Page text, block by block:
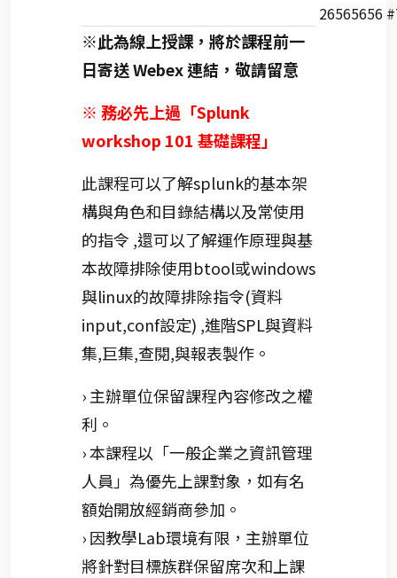
26565656
※此為線上授課，將於課程前一
日寄送 Webex 連結，敬請留意
※ 務必先上過「Splunk
workshop 101 基礎課程」
此課程可以了解splunk的基本架
構與角色和目錄結構以及常使用
的指令 ,還可以了解運作原理與基
本故障排除使用btool或windows
與linux的故障排除指令(資料
input,conf設定) ,進階SPL與資料
集,巨集,查閱,與報表製作。
› 主辦單位保留課程內容修改之權
利。
› 本課程以「一般企業之資訊管理
人員」為優先上課對象，如有名
額始開放經銷商參加。
› 因教學Lab環境有限，主辦單位
將針對目標族群保留席次和上課